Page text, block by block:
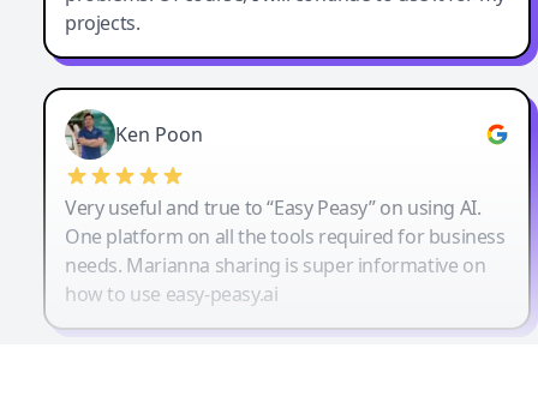
projects.
Ken Poon
Very useful and true to “Easy Peasy” on using AI.
One platform on all the tools required for business
needs. Marianna sharing is super informative on
how to use easy-peasy.ai